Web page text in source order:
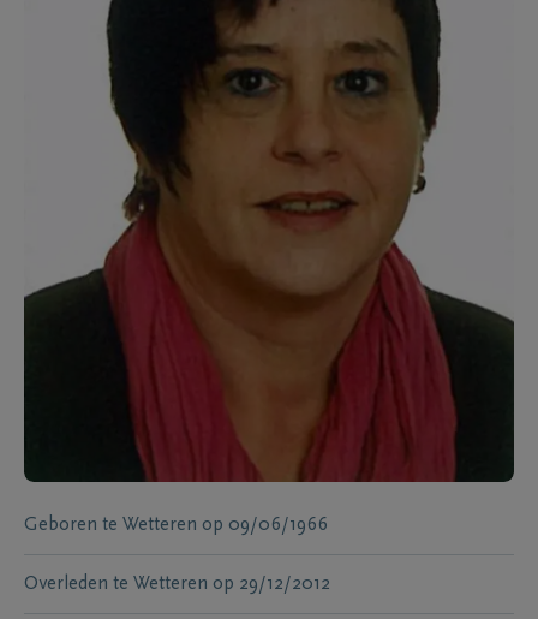
Geboren te Wetteren op 09/06/1966
Overleden te Wetteren op 29/12/2012